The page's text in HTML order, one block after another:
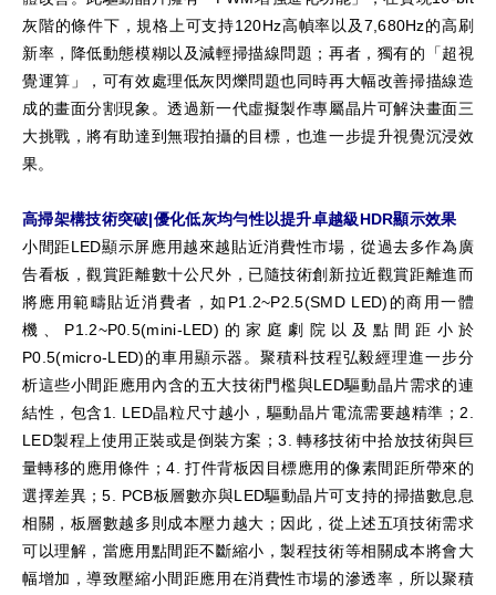
灰階的條件下，規格上可支持120Hz高幀率以及7,680Hz的高刷
新率，降低動態模糊以及減輕掃描線問題；再者，獨有的「超視
覺運算」，可有效處理低灰閃爍問題也同時再大幅改善掃描線造
成的畫面分割現象。透過新一代虛擬製作專屬晶片可解決畫面三
大挑戰，將有助達到無瑕拍攝的目標，也進一步提升視覺沉浸效
果。
高掃架構技術突破|優化低灰均勻性以提升卓越級HDR顯示效果
小間距LED顯示屏應用越來越貼近消費性市場，從過去多作為廣
告看板，觀賞距離數十公尺外，已隨技術創新拉近觀賞距離進而
將應用範疇貼近消費者，如P1.2~P2.5(SMD LED)的商用一體
機、P1.2~P0.5(mini-LED)的家庭劇院以及點間距小於
P0.5(micro-LED)的車用顯示器。聚積科技程弘毅經理進一步分
析這些小間距應用內含的五大技術門檻與LED驅動晶片需求的連
結性，包含1. LED晶粒尺寸越小，驅動晶片電流需要越精準；2.
LED製程上使用正裝或是倒裝方案；3. 轉移技術中拾放技術與巨
量轉移的應用條件；4. 打件背板因目標應用的像素間距所帶來的
選擇差異；5. PCB板層數亦與LED驅動晶片可支持的掃描數息息
相關，板層數越多則成本壓力越大；因此，從上述五項技術需求
可以理解，當應用點間距不斷縮小，製程技術等相關成本將會大
幅增加，導致壓縮小間距應用在消費性市場的滲透率，所以聚積